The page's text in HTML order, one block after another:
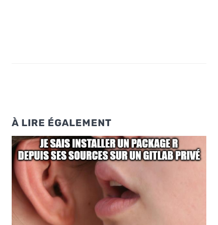
À LIRE ÉGALEMENT